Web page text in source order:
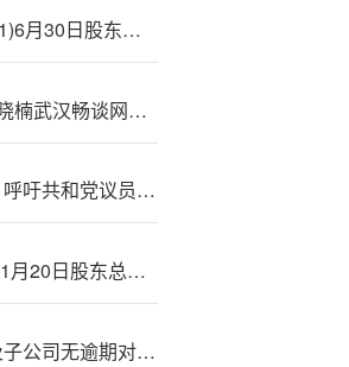
*ST天择(6<0>3721)6月30日股东户数1.63万户，较上期减少36.73%
阅{文}集团CEO侯晓楠武汉畅谈网络文学四大新趋势
特:朗普转变立场，呼吁共和党议员投票支持公布爱泼斯坦档案
壶!化.股份：截至11月20日股东总户数16020户
百通,能源：公司及子公司无逾期对外担保